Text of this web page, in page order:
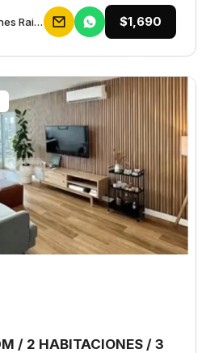
Galceb Group Bienes Raices $1,690
/ 2 HABITACIONES / 3